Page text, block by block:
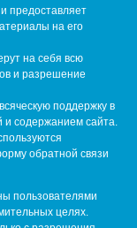
предоставляет
на его
на себя всю
и разрешение
поддержку в
и содержанием сайта.
обратной связи
пользователями
целях.